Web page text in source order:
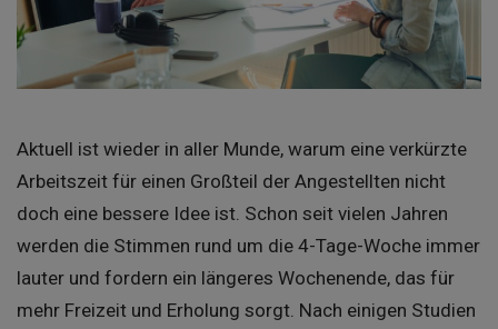
Aktuell ist wieder in aller Munde, warum eine verkürzte
Arbeitszeit für einen Großteil der Angestellten nicht
doch eine bessere Idee ist. Schon seit vielen Jahren
werden die Stimmen rund um die 4-Tage-Woche immer
lauter und fordern ein längeres Wochenende, das für
mehr Freizeit und Erholung sorgt. Nach einigen Studien